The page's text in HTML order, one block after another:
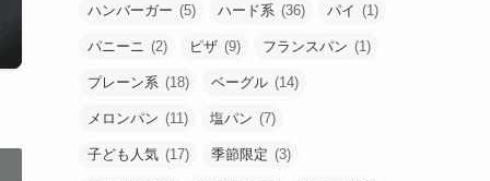
ハンバーガー (5) ハード系 (36) パイ (1)
パニーニ (2) ピザ (9) フランスパン (1)
プレーン系 (18) ベーグル (14)
メロンパン (11) 塩パン (7)
子ども人気 (17) 季節限定 (3)